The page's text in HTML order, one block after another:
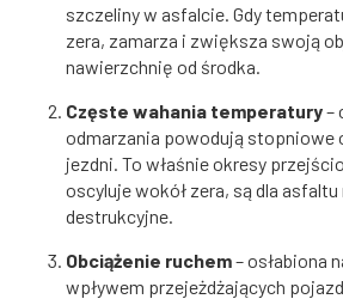
szczeliny w asfalcie. Gdy
zera, zamarza i zwiększa swoją
nawierzchnię od środka.
Częste wahania temperatury–
odmarzania powodują stopniowe
jezdni. To właśnie okresy
oscyluje wokół zera, są dla
destrukcyjne.
Obciążenie ruchem– osłabiona
wpływem przejeżdżających